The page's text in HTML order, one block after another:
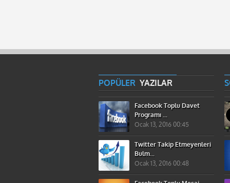
POPÜLER YAZILAR
Facebook Toplu Davet
Programı ...
Ocak 13, 2016 00:45
Twitter Takip Etmeyenleri
Bulm...
Ocak 13, 2016 00:48